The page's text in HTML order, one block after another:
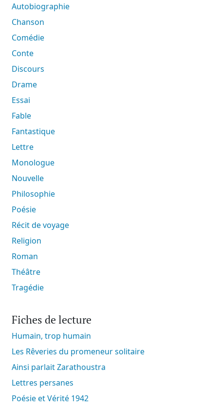
Autobiographie
Chanson
Comédie
Conte
Discours
Drame
Essai
Fable
Fantastique
Lettre
Monologue
Nouvelle
Philosophie
Poésie
Récit de voyage
Religion
Roman
Théâtre
Tragédie
Fiches de lecture
Humain, trop humain
Les Rêveries du promeneur solitaire
Ainsi parlait Zarathoustra
Lettres persanes
Poésie et Vérité 1942